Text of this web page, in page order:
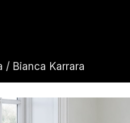
/ Bianca Karrara